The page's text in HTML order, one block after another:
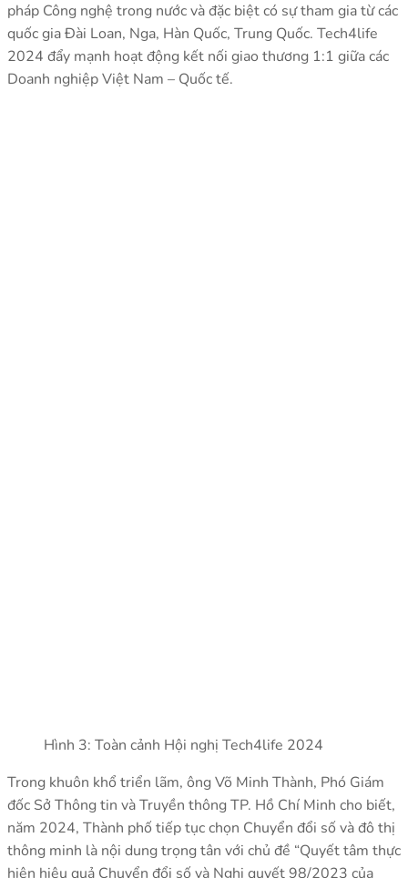
pháp Công nghệ trong nước và đặc biệt có sự tham gia từ các
quốc gia Đài Loan, Nga, Hàn Quốc, Trung Quốc. Tech4life
2024 đẩy mạnh hoạt động kết nối giao thương 1:1 giữa các
Doanh nghiệp Việt Nam – Quốc tế.
Hình 3: Toàn cảnh Hội nghị Tech4life 2024
Trong khuôn khổ triển lãm, ông Võ Minh Thành, Phó Giám
đốc Sở Thông tin và Truyền thông TP. Hồ Chí Minh cho biết,
năm 2024, Thành phố tiếp tục chọn Chuyển đổi số và đô thị
thông minh là nội dung trọng tân với chủ đề “Quyết tâm thực
hiện hiệu quả Chuyển đổi số và Nghị quyết 98/2023 của